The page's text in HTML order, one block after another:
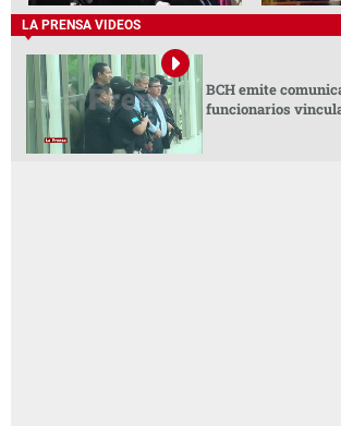
LA PRENSA VIDEOS
BCH emite
funcionarios